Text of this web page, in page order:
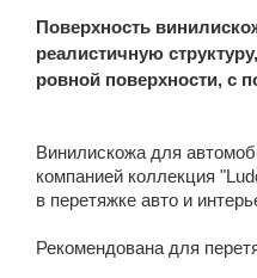
Поверхность
реалистичную
ровной поверхности, с
Винилискожа для
компанией коллекция
в перетяжке авто и
Рекомендована для